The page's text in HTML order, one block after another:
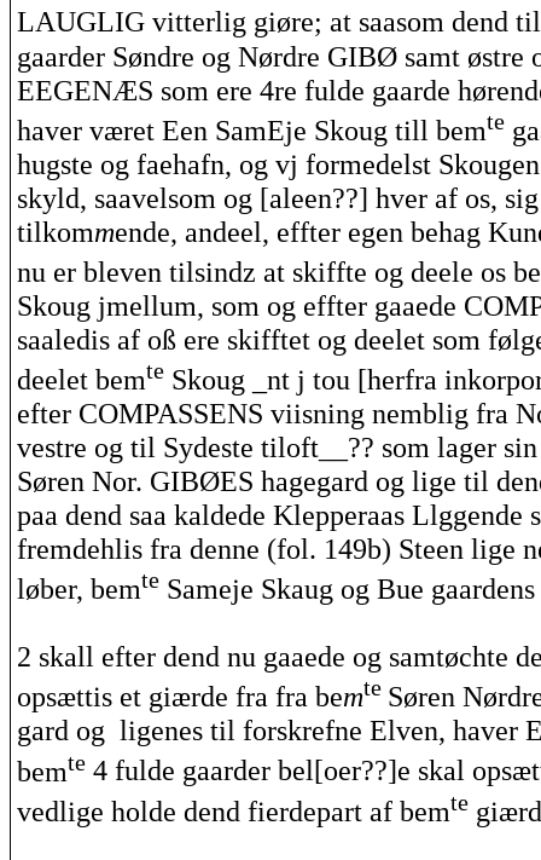
LAUGLIGvitterlig giøre; at saasom dend
gaarderSøndre og Nørdre GIBØsamt østre
EEGENÆS som ere 4re fulde gaarde
haver været Een SamEje Skoug till bemte
hugste og faehafn, og vj formedelst
skyld, saavelsom og [aleen??] hver afos,
tilkommende, andeel, effteregen behag
nu er bleven tilsindz at skiffte og deele os
Skoug jmellum, som og effter gaaede
saaledis af oß ere skifftetog deeletsom
deelet bemte Skoug ntj tou [herfra
efter COMPASSENS viisning nemblig fra
vestre og til Sydeste tiloft__?? som lager
Søren Nor. GIBØES hagegard og lige til
paa dend saa kaldede Klepperaas Llggende
fremdehlisfra denne (fol. 149b) Steen lige
løber, bemte Sameje Skaug og Bue gaardens
2 skall efter dend nu gaaede og samtøchte
opsættiset giærde fra fra bemte Søren
gard og ligenestil forskrefne Elven, haver
bemte4 fulde gaarderbel[oer??]e skal
vedlige holde dend fierdepart af bemte